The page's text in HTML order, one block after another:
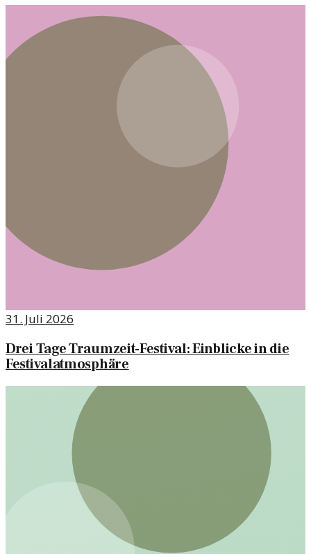
31. Juli 2026
Drei Tage Traumzeit-Festival: Einblicke in die
Festivalatmosphäre